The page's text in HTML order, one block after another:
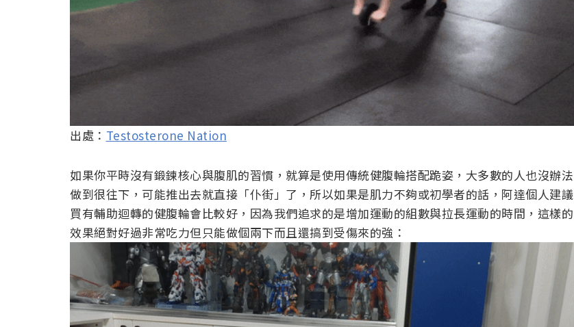
出處： Testosterone Nation
如果你平時沒有鍛鍊核心與腹肌的習慣，就算是使用傳統健腹輪搭配跪姿，大多數的人也沒辦法
做到很往下，可能推出去就直接「仆街」了，所以如果是肌力不夠或初學者的話，阿達個人建議
買有輔助迴轉的健腹輪會比較好，因為我們追求的是增加運動的組數與拉長運動的時間，這樣的
效果絕對好過非常吃力但只能做個兩下而且還搞到受傷來的強：